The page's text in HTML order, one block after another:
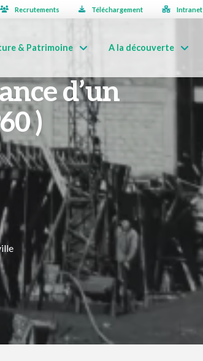
Recrutements Téléchargement Intranet
& Patrimoine A la découverte
d’un
)